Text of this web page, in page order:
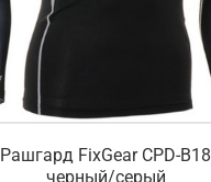
Рашгард FixGear CPD-B18
черный/серый